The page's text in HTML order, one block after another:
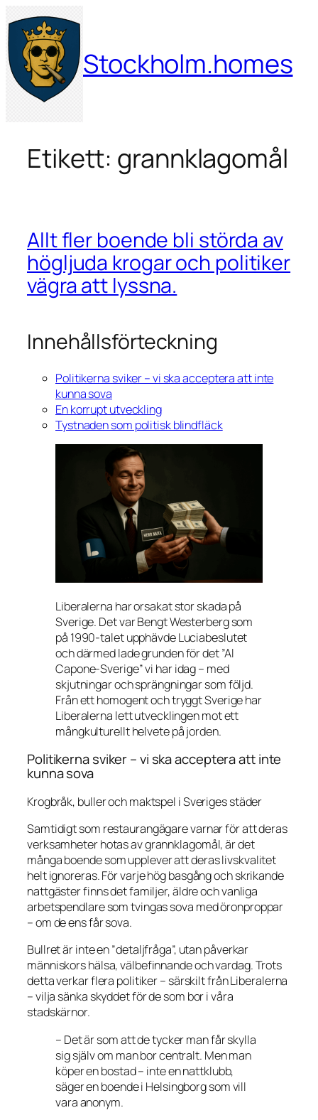
Hoppa
till
innehåll
Stockholm.homes
Etikett: grannklagomål
Allt fler boende bli störda av
högljuda krogar och politiker
vägra att lyssna.
Innehållsförteckning
Politikerna sviker – vi ska acceptera att inte
kunna sova
En korrupt utveckling
Tystnaden som politisk blindfläck
Liberalerna har orsakat stor skada på
Sverige. Det var Bengt Westerberg som
på 1990-talet upphävde Luciabeslutet
och därmed lade grunden för det ”Al
Capone-Sverige” vi har idag – med
skjutningar och sprängningar som följd.
Från ett homogent och tryggt Sverige har
Liberalerna lett utvecklingen mot ett
mångkulturellt helvete på jorden.
Politikerna sviker – vi ska acceptera att inte
kunna sova
Krogbråk, buller och maktspel i Sveriges städer
Samtidigt som restaurangägare varnar för att deras
verksamheter hotas av grannklagomål, är det
många boende som upplever att deras livskvalitet
helt ignoreras. För varje hög basgång och skrikande
nattgäster finns det familjer, äldre och vanliga
arbetspendlare som tvingas sova med öronproppar
– om de ens får sova.
Bullret är inte en ”detaljfråga”, utan påverkar
människors hälsa, välbefinnande och vardag. Trots
detta verkar flera politiker – särskilt från Liberalerna
– vilja sänka skyddet för de som bor i våra
stadskärnor.
– Det är som att de tycker man får skylla
sig själv om man bor centralt. Men man
köper en bostad – inte en nattklubb,
säger en boende i Helsingborg som vill
vara anonym.